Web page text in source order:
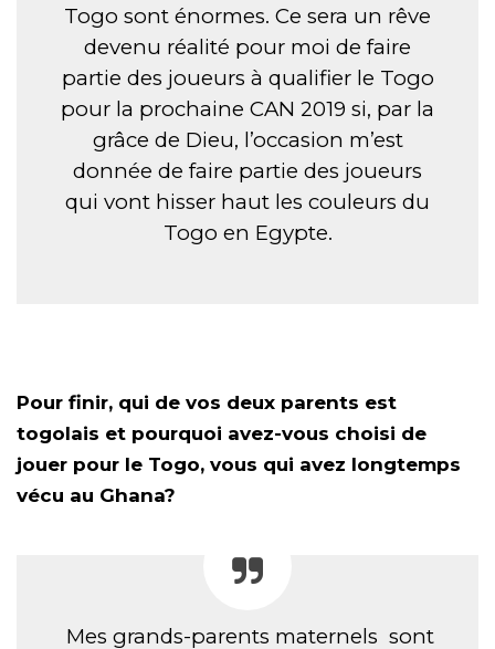
Togo sont énormes. Ce sera un rêve
devenu réalité pour moi de faire
partie des joueurs à qualifier le Togo
pour la prochaine CAN 2019 si, par la
grâce de Dieu, l’occasion m’est
donnée de faire partie des joueurs
qui vont hisser haut les couleurs du
Togo en Egypte.
Pour finir, qui de vos deux parents est
togolais et pourquoi avez-vous choisi de
jouer pour le Togo, vous qui avez longtemps
vécu au Ghana?
Mes grands-parents maternels sont